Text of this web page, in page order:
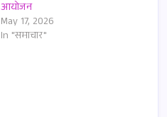
आयोजन
May 17, 2026
In "समाचार"